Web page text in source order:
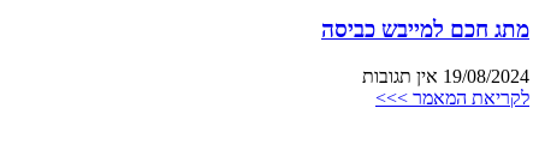
מתג חכם למייבש כביסה
19/08/2024 אין תגובות
לקריאת המאמר >>>